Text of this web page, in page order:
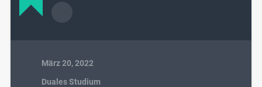
März 20, 2022
Duales Studium